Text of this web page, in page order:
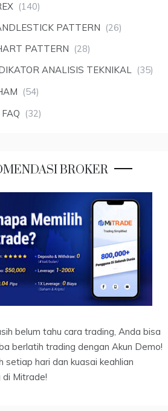
(140)
PATTERN (26)
PATTERN (28)
ANALISIS TEKNIKAL (35)
(54)
(32)
BROKER
belum tahu cara trading, Anda bisa
berlatih trading dengan Akun Demo!
setiap hari dan kuasai keahlian
Mitrade!